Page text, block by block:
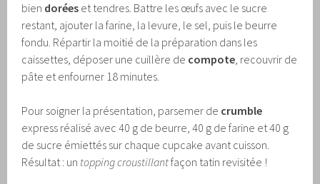
bien dorées et tendres. Battre les œufs avec le sucre
restant, ajouter la farine, la levure, le sel, puis le beurre
fondu. Répartir la moitié de la préparation dans les
caissettes, déposer une cuillère de compote, recouvrir de
pâte et enfourner 18 minutes.
Pour soigner la présentation, parsemer de crumble
express réalisé avec 40 g de beurre, 40 g de farine et 40 g
de sucre émiettés sur chaque cupcake avant cuisson.
Résultat : un topping croustillantfaçon tatin revisitée !